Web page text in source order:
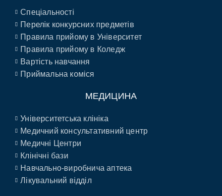
Спеціальності
Перелік конкурсних предметів
Правила прийому в Університет
Правила прийому в Коледж
Вартість навчання
Приймальна коміся
МЕДИЦИНА
Університетська клініка
Медичний консультативний центр
Медичні Центри
Клінічні бази
Навчально-виробнича аптека
Лікувальний відділ